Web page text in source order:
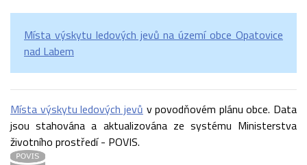
Místa výskytu ledových jevů na území obce Opatovice
nad Labem
Místa výskytu ledových jevů v povodňovém plánu obce. Data
jsou stahována a aktualizována ze systému Ministerstva
životního prostředí - POVIS.